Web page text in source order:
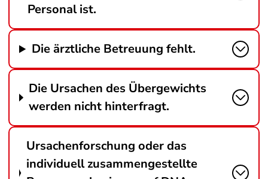
Personal ist.
Die ärztliche Betreuung fehlt.
Die Ursachen des Übergewichts
werden nicht hinterfragt.
Ursachenforschung oder das
individuell zusammengestellte